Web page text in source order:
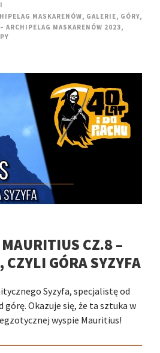
MASKARENÓW, GALERIE, GÓRY,
ARCHIPELAG MASKARENÓW 2023,
CZ.8 –
CZYLI GÓRA SYZYFA
Syzyfa, specjalistę od
Okazuje się, że ta sztuka w
wyspie Mauritius!